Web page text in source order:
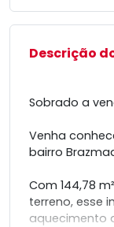
Descrição
Sobrado a
Venha
bairro
Com 144,78
terreno, esse
aquecimento